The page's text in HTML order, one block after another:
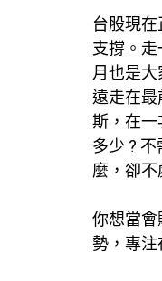
台股現
支撐。
月也是
遠走在最
斯，在一
多少 ?
麼，卻
你想當會
勢，專注